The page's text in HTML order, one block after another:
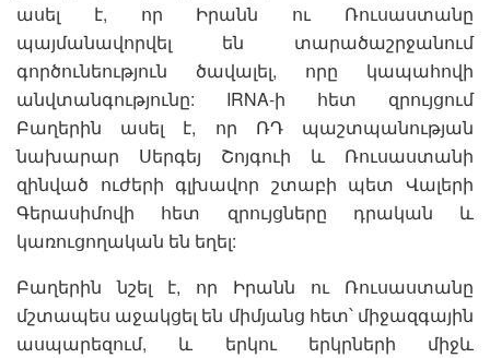
ասել է, որ Իրանն ու Ռուսաստանը
պայմանավորվել են տարածաշրջանում
գործունեություն ծավալել, որը կապահովի
անվտանգությունը: IRNA-ի հետ զրույցում
Բաղերին ասել է, որ ՌԴ պաշտպանության
նախարար Սերգեյ Շոյգուի և Ռուսաստանի
զինված ուժերի գլխավոր շտաբի պետ Վալերի
Գերասիմովի հետ զրույցները դրական և
կառուցողական են եղել:
Բաղերին նշել է, որ Իրանն ու Ռուսաստանը
մշտապես աջակցել են միմյանց հետ՝ միջազգային
ասպարեզում, և երկու երկրների միջև